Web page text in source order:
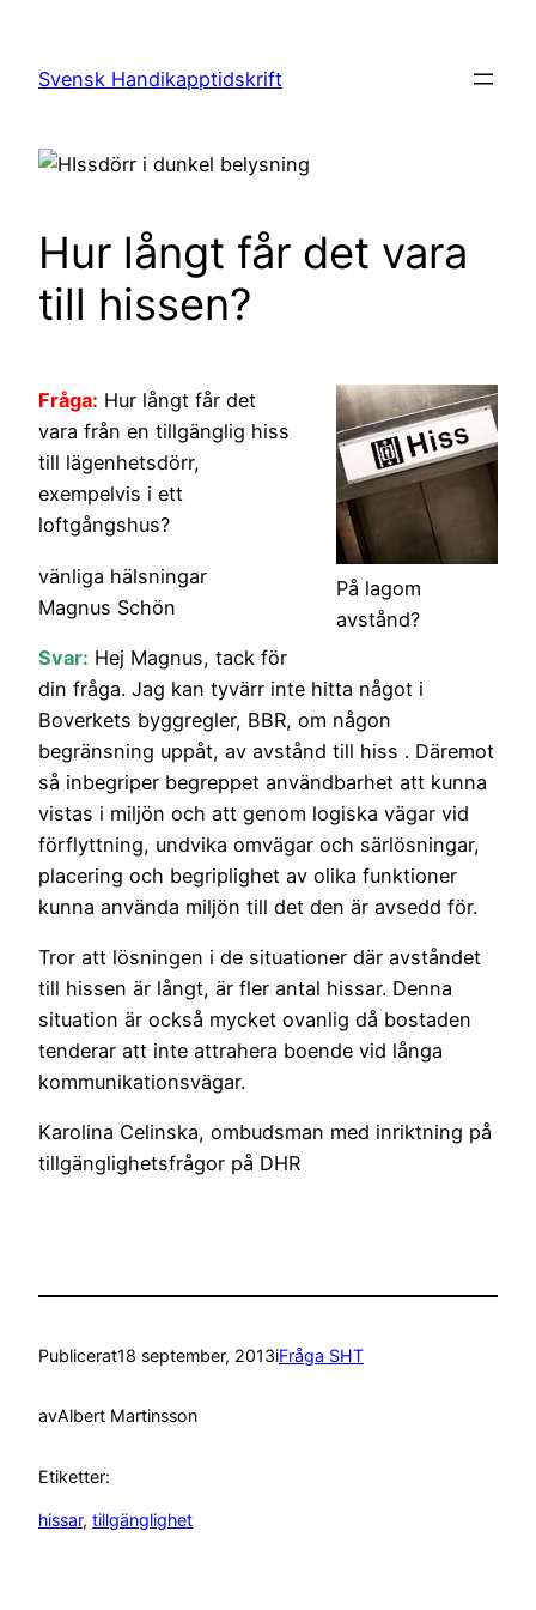
innehåll
Svensk Handikapptidskrift
Hur långt får det vara
till hissen?
På lagom
avstånd?
Fråga: Hur långt får det
vara från en tillgänglig hiss
till lägenhetsdörr,
exempelvis i ett
loftgångshus?
vänliga hälsningar
Magnus Schön
Svar: Hej Magnus, tack för
din fråga. Jag kan tyvärr inte hitta något i
Boverkets byggregler, BBR, om någon
begränsning uppåt, av avstånd till hiss . Däremot
så inbegriper begreppet användbarhet att kunna
vistas i miljön och att genom logiska vägar vid
förflyttning, undvika omvägar och särlösningar,
placering och begriplighet av olika funktioner
kunna använda miljön till det den är avsedd för.
Tror att lösningen i de situationer där avståndet
till hissen är långt, är fler antal hissar. Denna
situation är också mycket ovanlig då bostaden
tenderar att inte attrahera boende vid långa
kommunikationsvägar.
Karolina Celinska, ombudsman med inriktning på
tillgänglighetsfrågor på DHR
Publicerat18 september, 2013iFråga SHT
avAlbert Martinsson
Etiketter:
hissar, tillgänglighet